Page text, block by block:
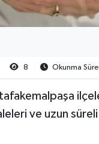
8 Okunma
ve uzun süreli